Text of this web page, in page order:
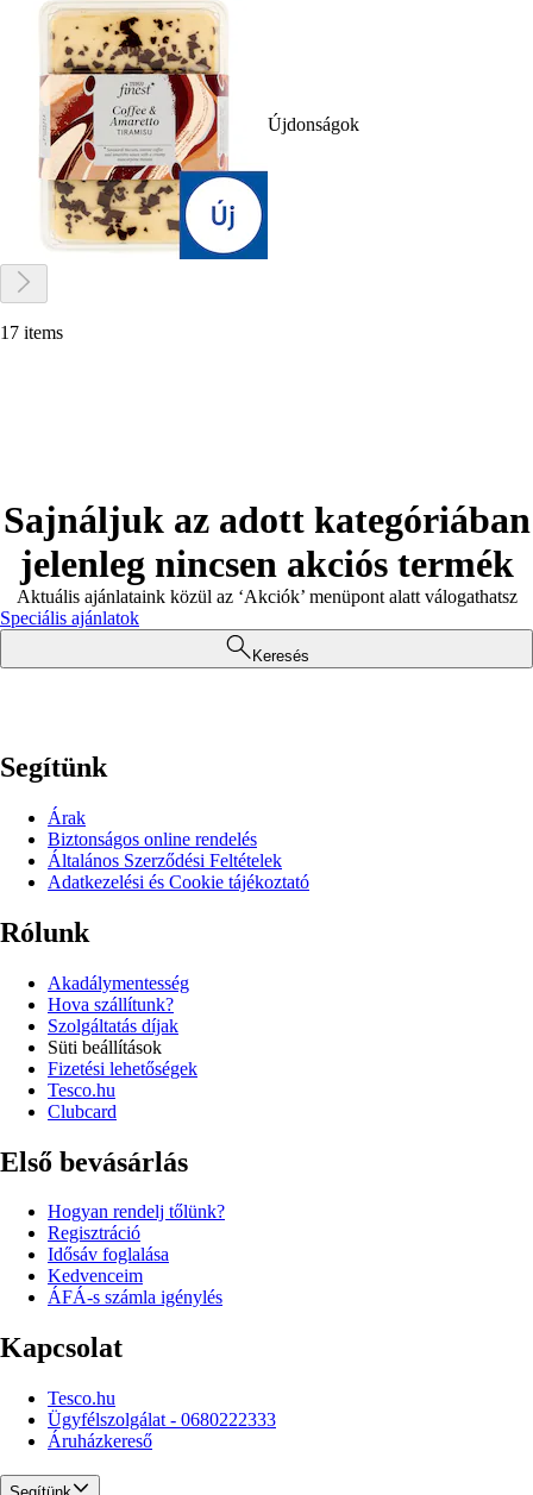
Újdonságok
17 items
Sajnáljuk az adott kategóriában
jelenleg nincsen akciós termék
Aktuális ajánlataink közül az ‘Akciók’ menüpont alatt válogathatsz
Speciális ajánlatok
Keresés
Segítünk
Árak
Biztonságos online rendelés
Általános Szerződési Feltételek
Adatkezelési és Cookie tájékoztató
Rólunk
Akadálymentesség
Hova szállítunk?
Szolgáltatás díjak
Süti beállítások
Fizetési lehetőségek
Tesco.hu
Clubcard
Első bevásárlás
Hogyan rendelj tőlünk?
Regisztráció
Idősáv foglalása
Kedvenceim
ÁFÁ-s számla igénylés
Kapcsolat
Tesco.hu
Ügyfélszolgálat - 0680222333
Áruházkereső